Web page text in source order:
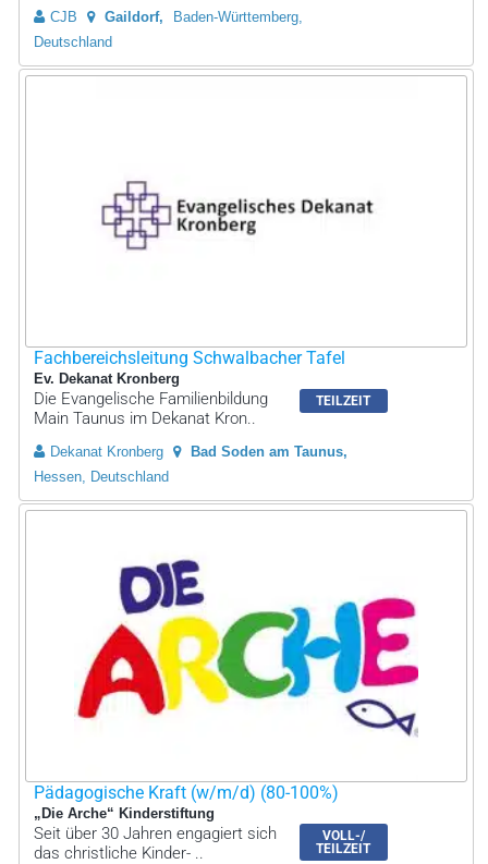
CJB Gaildorf
Baden-Württemberg,
Deutschland
Fachbereichsleitung Schwalbacher Tafel
Ev. Dekanat Kronberg
TEILZEIT
Die Evangelische Familienbildung
Main Taunus im Dekanat Kron..
Dekanat Kronberg
Bad Soden am Taunus
Hessen, Deutschland
Pädagogische Kraft (w/m/d) (80-100%)
„Die Arche“ Kinderstiftung
VOLL-/
TEILZEIT
Seit über 30 Jahren engagiert sich
das christliche Kinder- ..